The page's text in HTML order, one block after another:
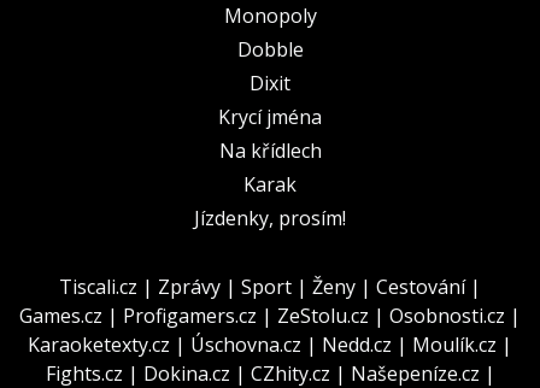
Monopoly
Dobble
Dixit
Krycí jména
Na křídlech
Karak
Jízdenky, prosím!
Tiscali.cz | Zprávy | Sport | Ženy | Cestování|
Games.cz | Profigamers.cz | ZeStolu.cz | Osobnosti.cz |
Karaoketexty.cz | Úschovna.cz | Nedd.cz | Moulík.cz |
Fights.cz | Dokina.cz | CZhity.cz | Našepeníze.cz |